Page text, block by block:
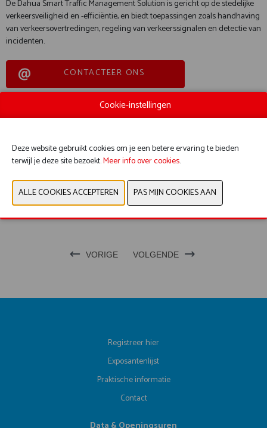
De Dahua Smart Traffic Management Solution is gericht op de stedelijke
verkeersveiligheid en -efficiëntie, en biedt toepassingen zoals handhaving
van verkeersovertredingen, regeling van verkeerssignalen en detectie van
incidenten.
CONTACTEER ONS
U hebt geen toestemming gegeven om deze content te
zien. Pas uw cookie-instellingen aan om deze content te
VORIGE VOLGENDE
Registreer hier
Exposantenlijst
Praktische informatie
Contact
Cookie-instellingen
Deze website gebruikt cookies om je een betere ervaring te bieden
terwijl je deze site bezoekt.Meer info over cookies.